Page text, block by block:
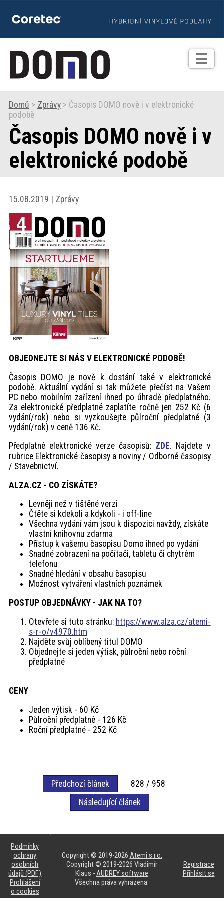
TIPY
Zprávy
Praxe
Fotogalerie
Prodejní
akce
ProfiMag
Kontakt
Domů > Zprávy> Časopis DOMO nově i v elektronické
podobě
Časopis DOMO nově i v
elektronické podobě
15.08.2019 | Zprávy
OBJEDNEJTE SI NÁS V ELEKTRONICKÉ PODOBĚ!
Časopis DOMO je nově k dostání také v elektronické
podobě. Aktuální vydání si tak můžete přečíst na Vašem
PC nebo mobilním zařízení ihned po úhradě předplatného.
Za elektronické předplatné zaplatíte ročně jen 252 Kč (6
vydání/rok) nebo si vyzkoušejte půlroční předplatné (3
vydání/rok) v ceně 136 Kč.
Předplatné elektronické verze časopisů: ZDE. Najdete v
rubrice Elektronické časopisy a noviny / Odborné časopisy
/ Stavebnictví.
ALZA.CZ - CO ZÍSKÁTE?
Levněji než v tištěné verzi
Čtěte si kdekoli a kdykoli - i off-line
Všechna vydání vám jsou k dispozici navždy, získáte
vlastní knihovnu zdarma
Přístup k vašemu časopisu Domo ihned po vydání
Snadné zobrazení na počítači, tabletu či chytrém
telefonu
Snadné hledání v obsahu časopisu
Možnost vytváření vlastních poznámek
POSTUP OBJEDNÁVKY - JAK NA TO?
Otevřete si tuto stránku: https://www.alza.cz/atemi-
s-r-o/v4970.htm
Najděte svůj oblíbený titul DOMO
Objednejte si jeden výtisk, půlroční nebo roční
předplatné
CENY
Jeden výtisk - 60 Kč
Půlroční předplatné - 126 Kč
Roční předplatné - 252 Kč
Předchozí článek
828 / 958
Následující článek
Podmínky
ochrany
osobních
údajů (PDF)
Prohlášení
o cookies
Copyright © 2019-2026 Atemi s.r.o.
Copyright © 2019-2026 Vladimír
Klaus -AUDREY software
Všechna práva vyhrazena.
Registrace
Přihlásit se